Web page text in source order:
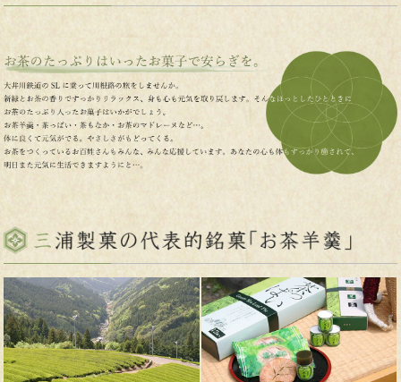
6.25
お茶羊羹ティッシュ、100周年記念トートバッグ 配布予定数を
予定数量に達したため配布を終了いたしました。ありがとうご
ざいました。今後は秋に菓子処叶家にて100周年記念イベントを
開催予定です。日程、内容が決まり次第おしらせいたします！
どうぞよろしくお願いいたします！
2026.
5.28
✨新商品✨ 【ゆのみもなか】販売開始しました！
4.27
【✨100周年企画✨】100周年記念ノベルティプレゼント企画♪
2026.
4.19
【✨100周年企画✨】三浦製菓のおかし一覧UPしました！ぜひの
ぞいていってください♪
2026. 【完売しました！】急須もなか さくら餡 作りすぎちゃいまし